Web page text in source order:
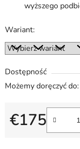
wyższego
Wariant:
Dostępność
Możemy doręczyć do:
€175
Cena jednostkowa: